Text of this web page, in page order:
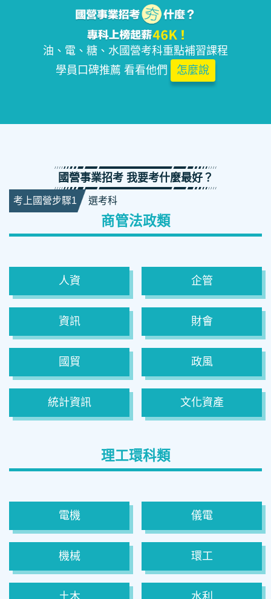
油、電、糖、水國營考科重點補習課程
學員口碑推薦 看看他們
怎麼說
國營事業招考 我要考什麼最好？
考上國營步驟1 選考科
商管法政類
人資 企管
資訊 財會
國貿 政風
統計資訊 文化資產
理工環科類
電機 儀電
機械 環工